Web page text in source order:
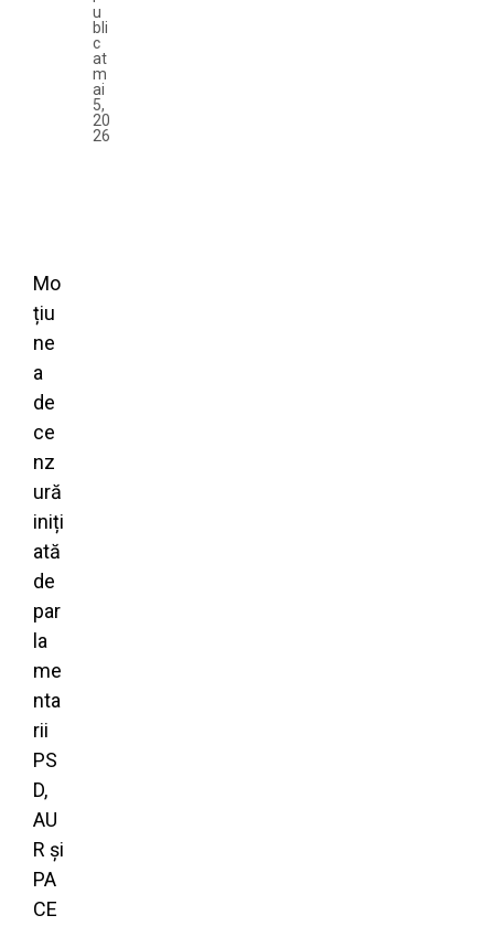
u
bli
c
at
m
ai
5,
20
26
Mo
țiu
ne
a
de
ce
nz
ură
iniți
ată
de
par
la
me
nta
rii
PS
D,
AU
R și
PA
CE